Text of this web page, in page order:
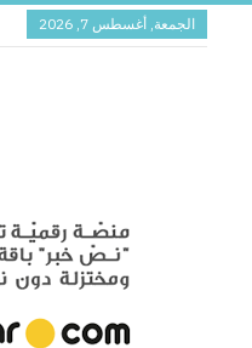
الجمعة, أغسطس 7, 2026